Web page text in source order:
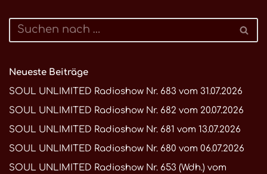
Neueste Beiträge
SOUL UNLIMITED Radioshow Nr. 683 vom 31.07.2026
SOUL UNLIMITED Radioshow Nr. 682 vom 20.07.2026
SOUL UNLIMITED Radioshow Nr. 681 vom 13.07.2026
SOUL UNLIMITED Radioshow Nr. 680 vom 06.07.2026
SOUL UNLIMITED Radioshow Nr. 653 (Wdh.) vom